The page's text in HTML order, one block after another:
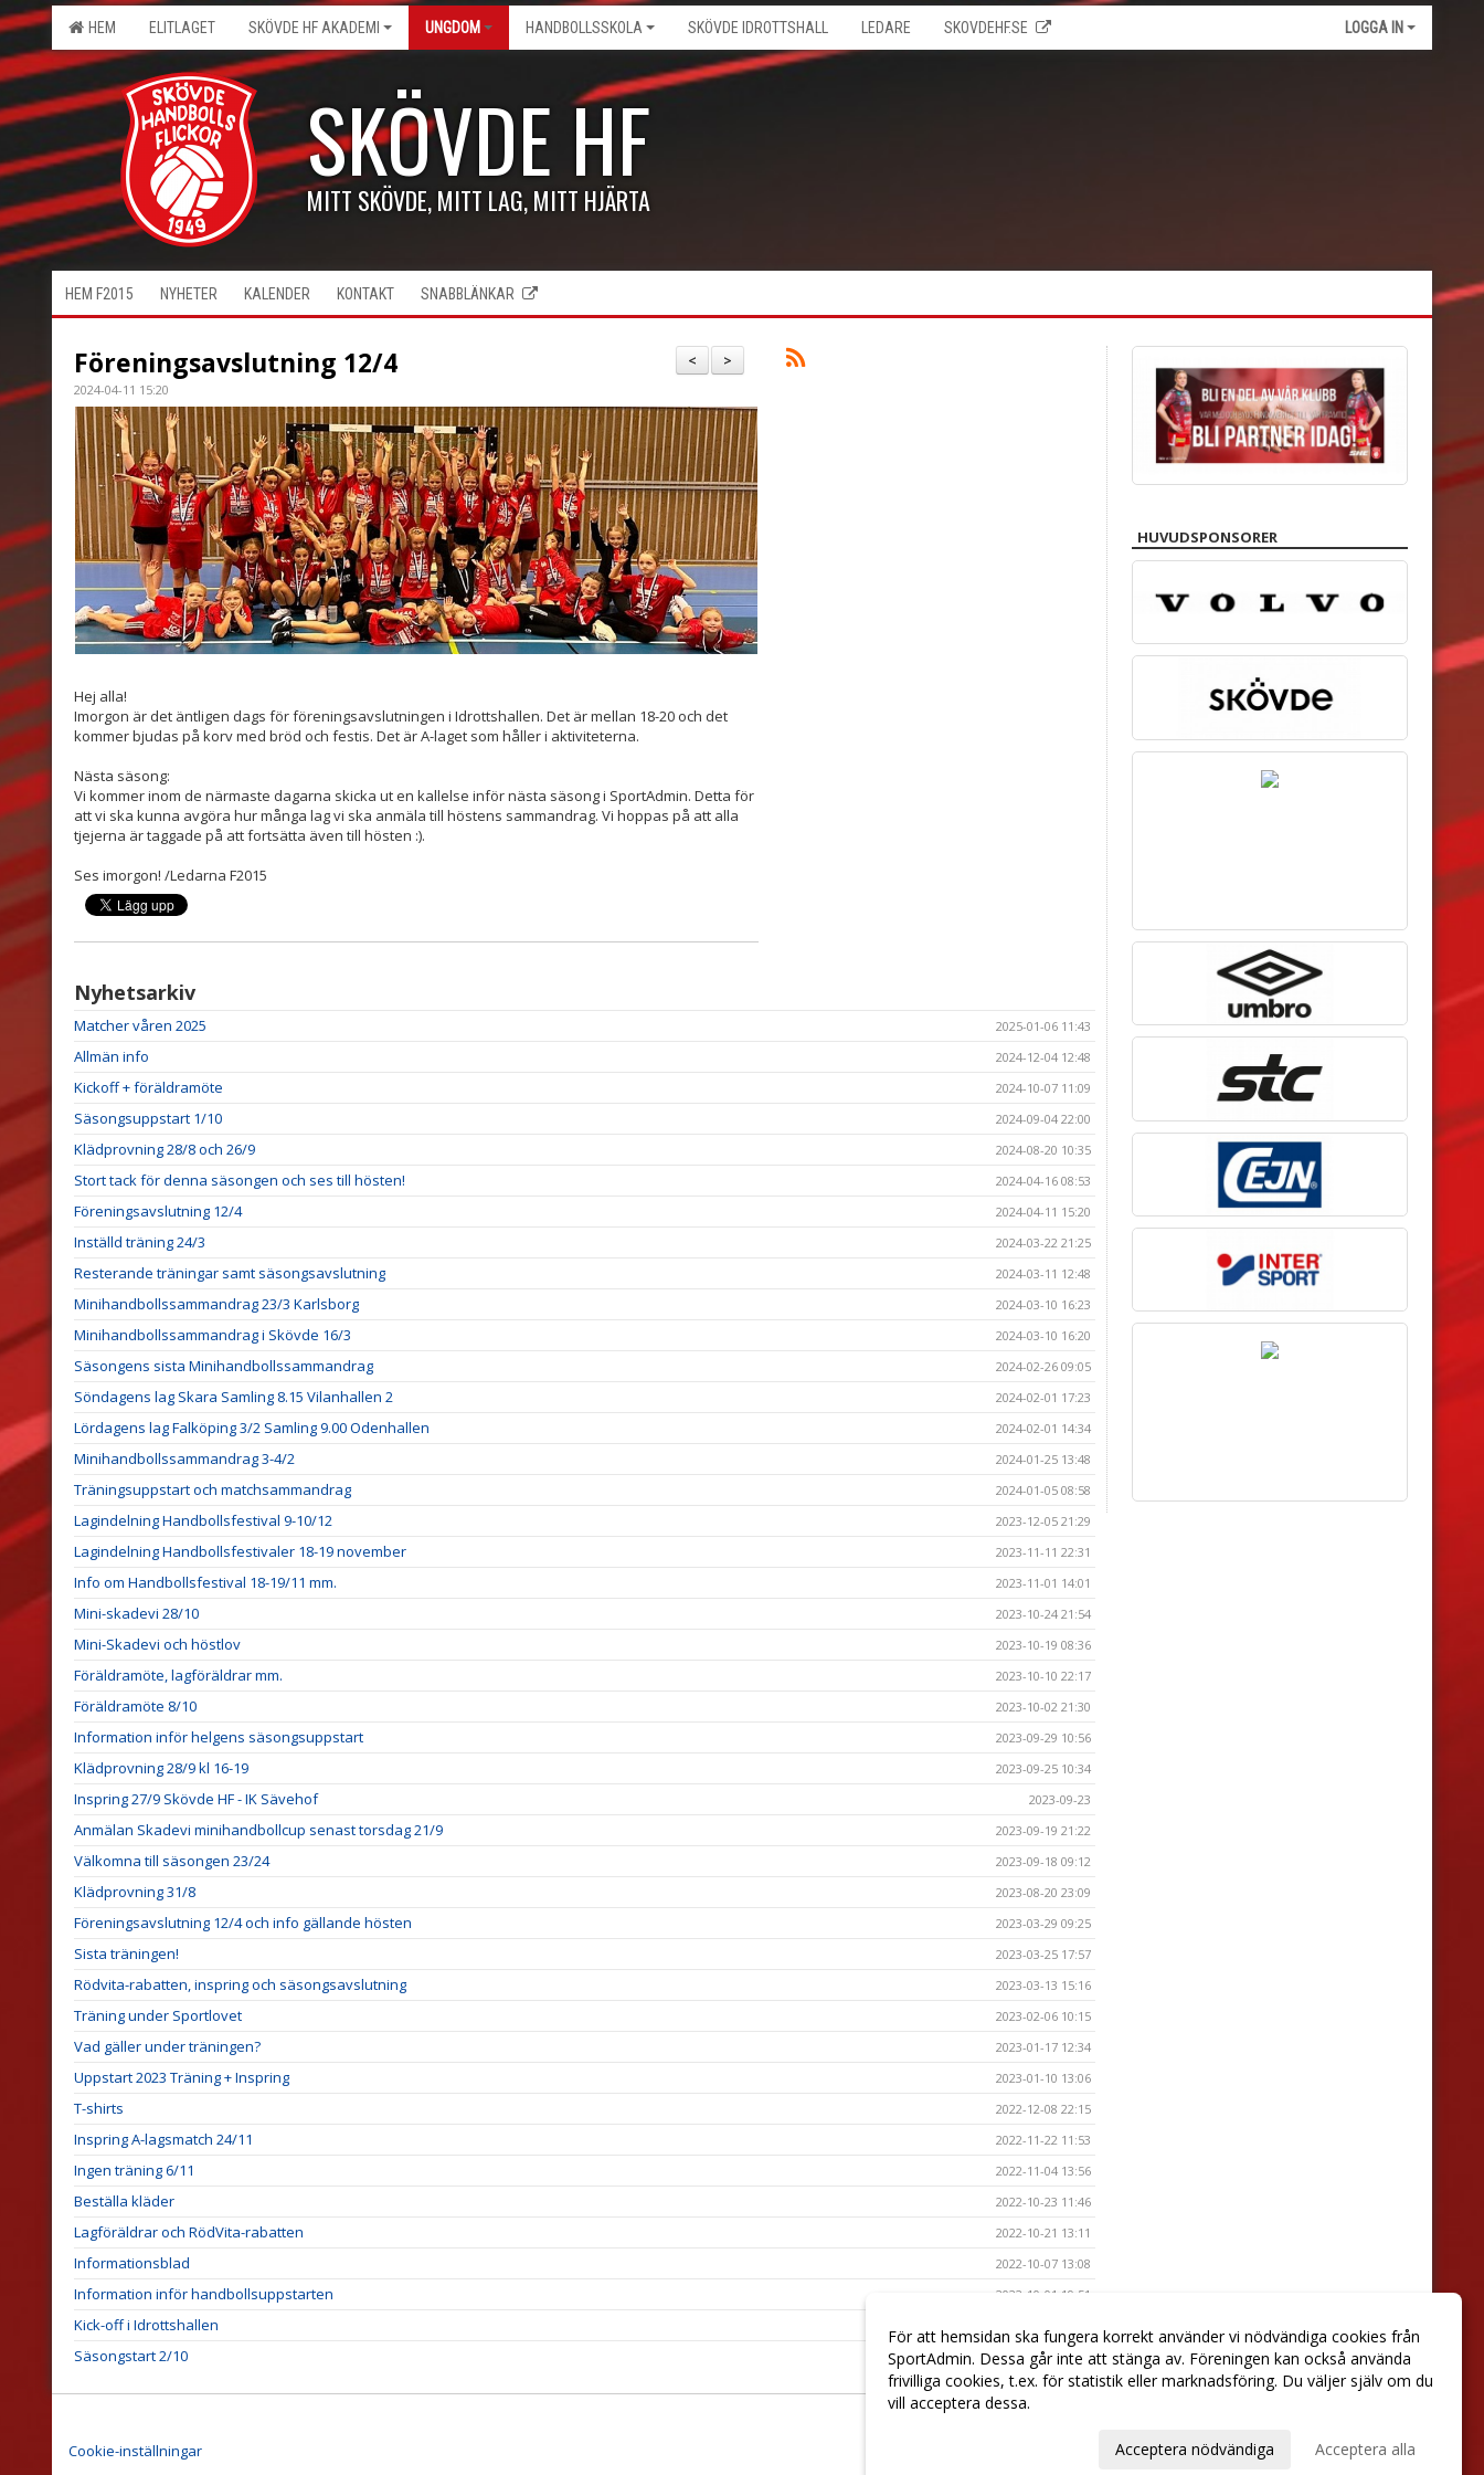
HEM ELITLAGET SKÖVDE HF AKADEMI UNGDOM HANDBOLLSSKOLA SKÖVDE IDROTTSHALL LEDARE SKOVDEHF.SE LOGGA IN
SKÖVDE HF
MITT SKÖVDE, MITT LAG, MITT HJÄRTA
HEM F2015 NYHETER KALENDER KONTAKT SNABBLÄNKAR
>
<
Föreningsavslutning 12/4
2024-04-11 15:20
Hej alla!
Imorgon är det äntligen dags för föreningsavslutningen i Idrottshallen. Det är mellan 18-20 och det
kommer bjudas på korv med bröd och festis. Det är A-laget som håller i aktiviteterna.
Nästa säsong:
Vi kommer inom de närmaste dagarna skicka ut en kallelse inför nästa säsong i SportAdmin. Detta för
att vi ska kunna avgöra hur många lag vi ska anmäla till höstens sammandrag. Vi hoppas på att alla
tjejerna är taggade på att fortsätta även till hösten :).
Ses imorgon! /Ledarna F2015
Nyhetsarkiv
Matcher våren 2025 2025-01-06 11:43
Allmän info 2024-12-04 12:48
Kickoff + föräldramöte 2024-10-07 11:09
Säsongsuppstart 1/10 2024-09-04 22:00
Klädprovning 28/8 och 26/9 2024-08-20 10:35
Stort tack för denna säsongen och ses till hösten! 2024-04-16 08:53
Föreningsavslutning 12/4 2024-04-11 15:20
Inställd träning 24/3 2024-03-22 21:25
Resterande träningar samt säsongsavslutning 2024-03-11 12:48
Minihandbollssammandrag 23/3 Karlsborg 2024-03-10 16:23
Minihandbollssammandrag i Skövde 16/3 2024-03-10 16:20
Säsongens sista Minihandbollssammandrag 2024-02-26 09:05
Söndagens lag Skara Samling 8.15 Vilanhallen 2 2024-02-01 17:23
Lördagens lag Falköping 3/2 Samling 9.00 Odenhallen 2024-02-01 14:34
Minihandbollssammandrag 3-4/2 2024-01-25 13:48
Träningsuppstart och matchsammandrag 2024-01-05 08:58
Lagindelning Handbollsfestival 9-10/12 2023-12-05 21:29
Lagindelning Handbollsfestivaler 18-19 november 2023-11-11 22:31
Info om Handbollsfestival 18-19/11 mm. 2023-11-01 14:01
Mini-skadevi 28/10 2023-10-24 21:54
Mini-Skadevi och höstlov 2023-10-19 08:36
Föräldramöte, lagföräldrar mm. 2023-10-10 22:17
Föräldramöte 8/10 2023-10-02 21:30
Information inför helgens säsongsuppstart 2023-09-29 10:56
Klädprovning 28/9 kl 16-19 2023-09-25 10:34
Inspring 27/9 Skövde HF - IK Sävehof 2023-09-23
Anmälan Skadevi minihandbollcup senast torsdag 21/9 2023-09-19 21:22
Välkomna till säsongen 23/24 2023-09-18 09:12
Klädprovning 31/8 2023-08-20 23:09
Föreningsavslutning 12/4 och info gällande hösten 2023-03-29 09:25
Sista träningen! 2023-03-25 17:57
Rödvita-rabatten, inspring och säsongsavslutning 2023-03-13 15:16
Träning under Sportlovet 2023-02-06 10:15
Vad gäller under träningen? 2023-01-17 12:34
Uppstart 2023 Träning + Inspring 2023-01-10 13:06
T-shirts 2022-12-08 22:15
Inspring A-lagsmatch 24/11 2022-11-22 11:53
Ingen träning 6/11 2022-11-04 13:56
Beställa kläder 2022-10-23 11:46
Lagföräldrar och RödVita-rabatten 2022-10-21 13:11
Informationsblad 2022-10-07 13:08
Information inför handbollsuppstarten 2022-10-01 19:51
Kick-off i Idrottshallen
Säsongstart 2/10 2022-09-01 08:39
HUVUDSPONSORER
Cookie-inställningar
För att hemsidan ska fungera korrekt använder vi nödvändiga cookies från
SportAdmin. Dessa går inte att stänga av. Föreningen kan också använda
frivilliga cookies, t.ex. för statistik eller marknadsföring. Du väljer själv om du
vill acceptera dessa.
Acceptera nödvändiga Acceptera alla